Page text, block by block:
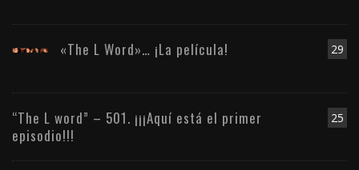
29
«The L Word»… ¡La película!
25
“The L word” – 501. ¡¡¡Aquí está el primer
episodio!!!